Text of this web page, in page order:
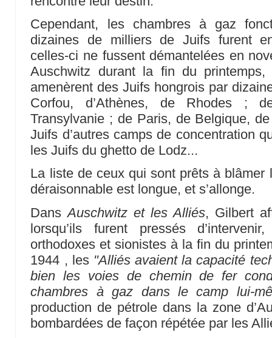
Cependant, les chambres à gaz
dizaines de milliers de Juifs furent
celles-ci ne fussent démantelées en
Auschwitz durant la fin du printemps,
amenèrent des Juifs hongrois par
Corfou, d’Athènes, de Rhodes ;
Transylvanie ; de Paris, de Belgique,
Juifs d’autres camps de concentration
les Juifs du ghetto de Lodz...
La liste de ceux qui sont prêts à blâmer
déraisonnable est longue, et s’allonge.
DansAuschwitz et les Alliés, Gilbert
lorsqu’ils furent pressés
orthodoxes et sionistes à la fin du
1944 , les "Alliés avaient la capacité
bien les voies de chemin de fer
chambres à gaz dans le camp lui-
production de pétrole dans la zone
bombardées de façon répétée par les